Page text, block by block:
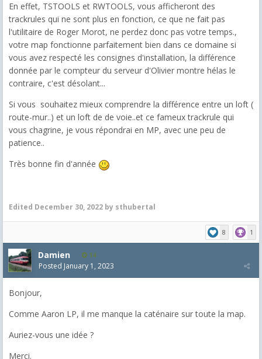
En effet, TSTOOLS et RWTOOLS, vous afficheront des
trackrules qui ne sont plus en fonction, ce que ne fait pas
l'utilitaire de Roger Morot, ne perdez donc pas votre temps.,
votre map fonctionne parfaitement bien dans ce domaine si
vous avez respecté les consignes d'installation, la différence
donnée par le compteur du serveur d'Olivier montre hélas le
contraire, c'est désolant...
Si vous souhaitez mieux comprendre la différence entre un loft (
route-mur..) et un loft de de voie..et ce fameux trackrule qui
vous chagrine, je vous répondrai en MP, avec une peu de
patience..
Très bonne fin d'année
Edited December 30, 2022 by sthubertal
8 1
Damien 14
Posted January 1, 2023
Bonjour,
Comme Aaron LP, il me manque la caténaire sur toute la map.
Auriez-vous une idée ?
Merci.